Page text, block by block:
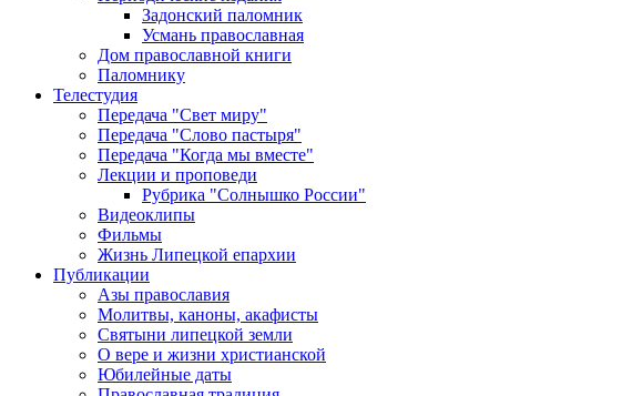
Задонский паломник
Усмань православная
Дом православной книги
Паломнику
Телестудия
Передача "Свет миру"
Передача "Слово пастыря"
Передача "Когда мы вместе"
Лекции и проповеди
Рубрика "Солнышко России"
Видеоклипы
Фильмы
Жизнь Липецкой епархии
Публикации
Азы православия
Молитвы, каноны, акафисты
Святыни липецкой земли
О вере и жизни христианской
Юбилейные даты